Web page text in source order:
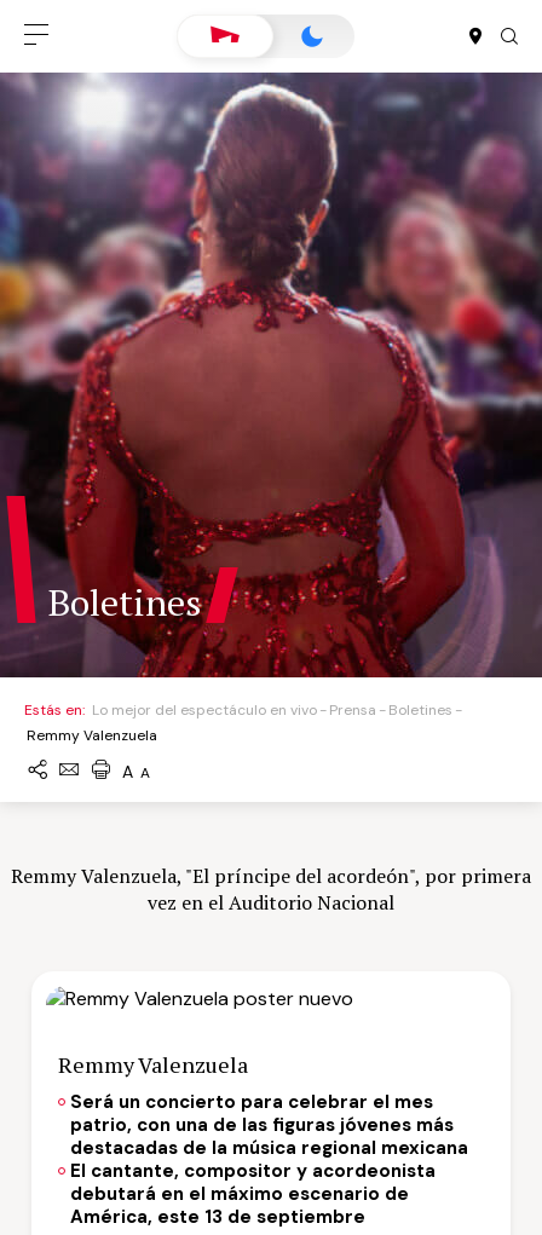
Boletines
Estás en: Lo mejor del espectáculo en vivo Prensa
Boletines
Remmy Valenzuela
A A
Remmy Valenzuela, "El príncipe del acordeón", por primera
vez en el Auditorio Nacional
Remmy Valenzuela
Será un concierto para celebrar el mes
patrio, con una de las figuras jóvenes más
destacadas de la música regional mexicana
El cantante, compositor y acordeonista
debutará en el máximo escenario de
América, este 13 de septiembre